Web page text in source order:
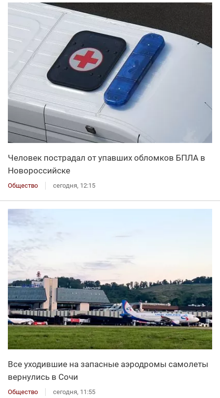
Человек пострадал от упавших обломков БПЛА в
Новороссийске
Общество сегодня, 12:15
Все уходившие на запасные аэродромы самолеты
вернулись в Сочи
Общество сегодня, 11:55